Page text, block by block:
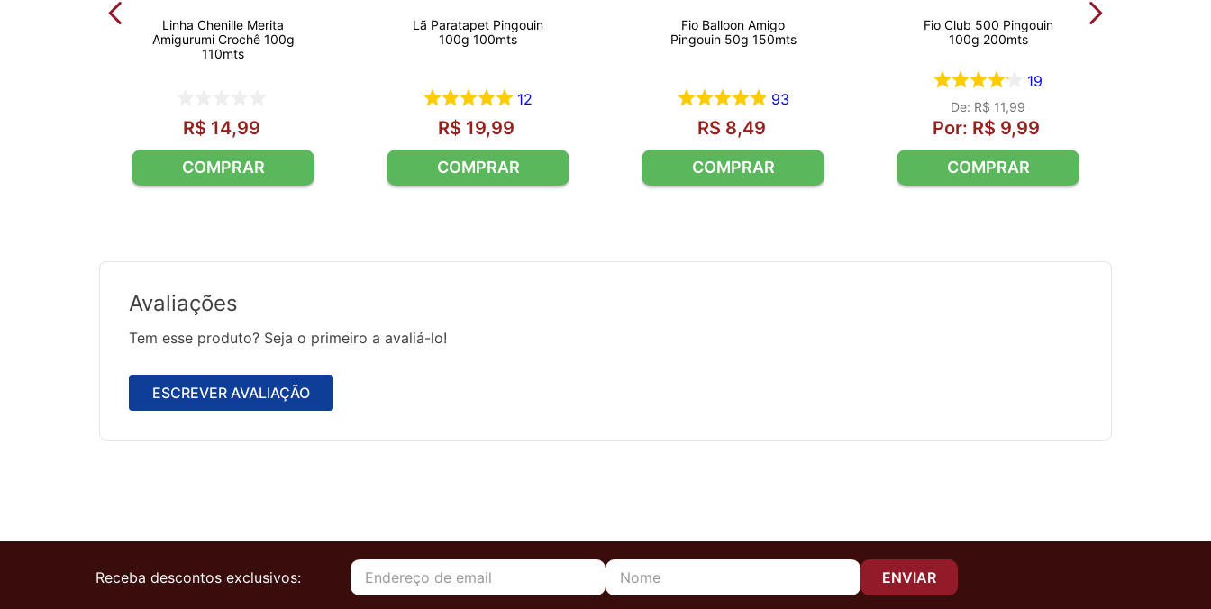
Linha Chenille Merita
Amigurumi Crochê 100g
110mts
R$ 14,99
Lã Paratapet Pingouin
100g 100mts
12
R$ 19,99
Fio Balloon Amigo
Pingouin 50g 150mts
93
R$ 8,49
Fio Club 500 Pingouin
100g 200mts
19
R$ 11,99
R$ 9,99
Avaliações
Tem esse produto? Seja o primeiro a avaliá-lo!
ESCREVER AVALIAÇÃO
Receba descontos exclusivos: ENVIAR